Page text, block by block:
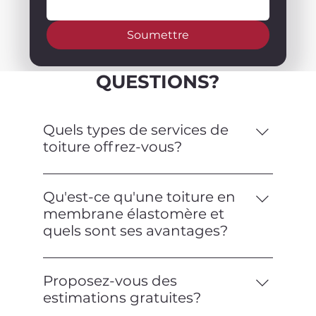
Soumettre
QUESTIONS?
Quels types de services de
toiture offrez-vous?
Nous offrons une gamme complète de
services de toiture, y compris
l'installation, la réparation, l'entretien et
les inspections pour les toitures
sommes spécialisés dans les toitures en
membrane élastomère.
Qu'est-ce qu'une toiture en
membrane élastomère et
quels sont ses avantages?
Une toiture en membrane élastomère
est un type de toiture plate fabriquée à
partir d'un matériau flexible et
Proposez-vous des
estimations gratuites?